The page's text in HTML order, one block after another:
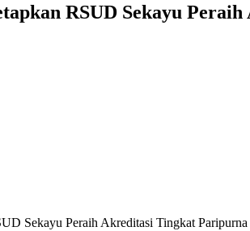
RSUD Sekayu
Sekayu Peraih Akreditasi Tingkat Paripurna